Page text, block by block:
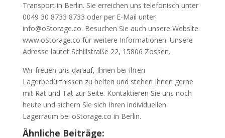
Transport in Berlin. Sie erreichen uns telefonisch unter
0049 30 8733 8733 oder per E-Mail unter
info@oStorage.co. Besuchen Sie auch unsere Website
www.oStorage.co für weitere Informationen. Unsere
Adresse lautet Schillstraße 22, 15806 Zossen.
Wir freuen uns darauf, Ihnen bei Ihren
Lagerbedürfnissen zu helfen und stehen Ihnen gerne
mit Rat und Tat zur Seite. Kontaktieren Sie uns noch
heute und sichern Sie sich Ihren individuellen
Lagerraum bei oStorage.co in Berlin.
Ähnliche Beiträge: